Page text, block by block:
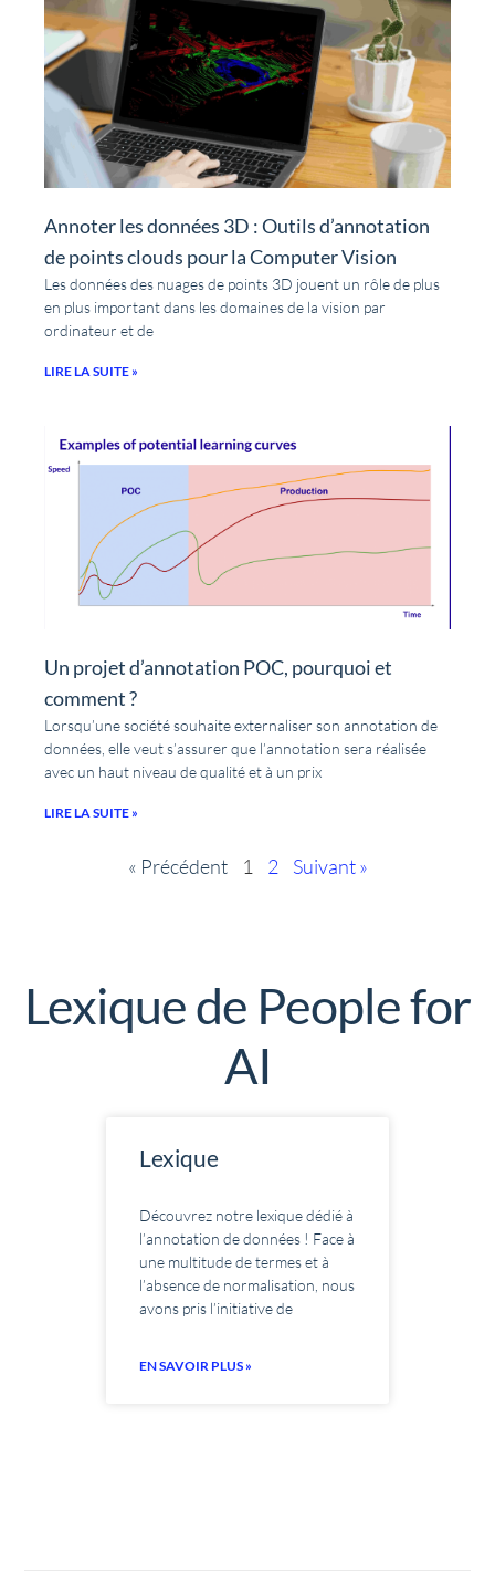
Annoter les données 3D : Outils d’annotation
de points clouds pour la Computer Vision
Les données des nuages de points 3D jouent un rôle de plus
en plus important dans les domaines de la vision par
ordinateur et de
LIRE LA SUITE »
Un projet d’annotation POC, pourquoi et
comment ?
Lorsqu’une société souhaite externaliser son annotation de
données, elle veut s’assurer que l’annotation sera réalisée
avec un haut niveau de qualité et à un prix
LIRE LA SUITE »
« Précédent 1 2 Suivant »
Lexique de People for
AI
Lexique
Découvrez notre lexique dédié à
l’annotation de données ! Face à
une multitude de termes et à
l’absence de normalisation, nous
avons pris l’initiative de
EN SAVOIR PLUS »